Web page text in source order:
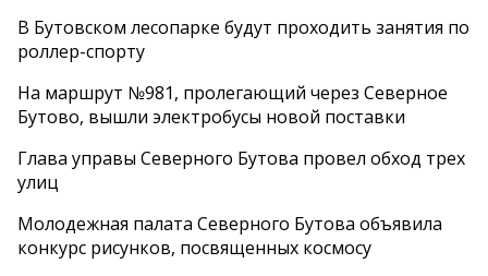
В Бутовском лесопарке будут проходить занятия по
роллер-спорту
На маршрут №981, пролегающий через Северное
Бутово, вышли электробусы новой поставки
Глава управы Северного Бутова провел обход трех
улиц
Молодежная палата Северного Бутова объявила
конкурс рисунков, посвященных космосу